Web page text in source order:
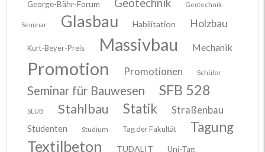
George-Bähr-Forum
Geotechnik Geotechnik-
Seminar Glasbau Habilitation Holzbau
Kurt-Beyer-Preis Massivbau Mechanik
Promotion Promotionen Schüler
Seminar für Bauwesen SFB 528
SLUB Stahlbau Statik Straßenbau
Studenten Studium Tag der Fakultät Tagung
Textilbeton TUDALIT Uni-Tag